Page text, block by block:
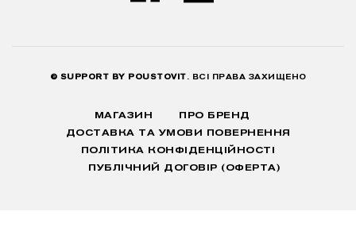
© SUPPORT BY POUSTOVIT. ВСІ ПРАВА ЗАХИЩЕНО
МАГАЗИН
ПРО БРЕНД
ДОСТАВКА ТА УМОВИ ПОВЕРНЕННЯ
ПОЛІТИКА КОНФІДЕНЦІЙНОСТІ
ПУБЛІЧНИЙ ДОГОВІР (ОФЕРТА)